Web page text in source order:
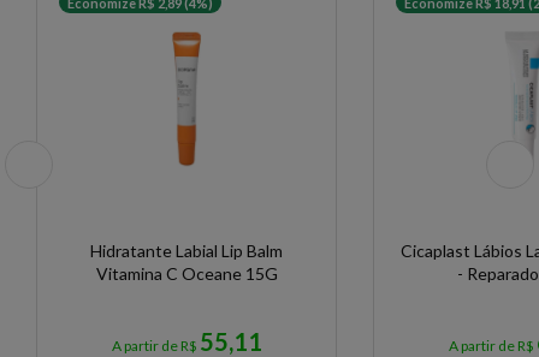
Hidratante Labial Lip Balm
Vitamina C Oceane 15G
A partir de R$ 55,11
Cicaplast Lábios
-
A partir de R$